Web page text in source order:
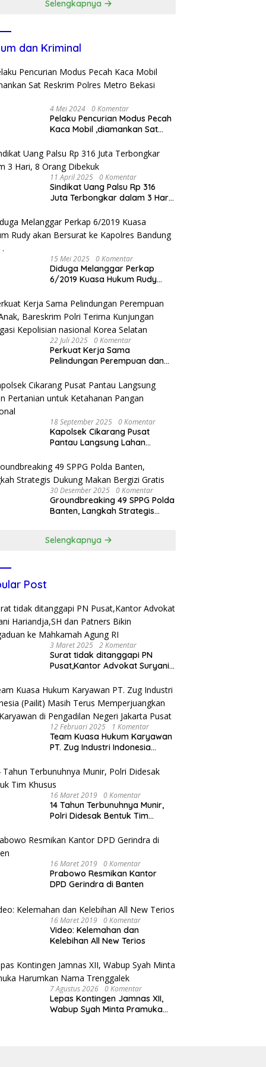
Selengkapnya
dan Kriminal
4 Mei 2024 0 Komentar
Pelaku Pencurian Modus Pecah
Kaca Mobil ,diamankan Sat
Kota
11 April 2025 0 Komentar
Sindikat Uang Palsu Rp 316
Juta Terbongkar dalam 3 Hari,
15 Mei 2025 0 Komentar
Diduga Melanggar Perkap
6/2019 Kuasa Hukum Rudy
Bandung Kota .
22 Juli 2025 0 Komentar
Perkuat Kerja Sama
Pelindungan Perempuan dan
Kunjungan Delegasi Kepolisian
nasional Korea Selatan
18 September 2025 0 Komentar
Kapolsek Cikarang Pusat
Pantau Langsung Lahan
Pangan Nasional
30 Desember 2025 0 Komentar
Groundbreaking 49 SPPG Polda
Banten, Langkah Strategis
Selengkapnya
Post
3 Maret 2025 2 Komentar
Surat tidak ditanggapi PN
Pusat,Kantor Advokat Suryani
Pengaduan ke Mahkamah
Agung RI
12 Februari 2025 1 Komentar
Team Kuasa Hukum Karyawan
PT. Zug Industri Indonesia
Memperjuangkan Hak
Karyawan di Pengadilan Negeri
Jakarta Pusat
16 Maret 2019 0 Komentar
14 Tahun Terbunuhnya Munir,
Polri Didesak Bentuk Tim
16 Maret 2019 0 Komentar
Prabowo Resmikan Kantor
DPD Gerindra di Banten
16 Maret 2019 0 Komentar
Video: Kelemahan dan
Kelebihan All New Terios
7 Agustus 2026 0 Komentar
Lepas Kontingen Jamnas XII,
Wabup Syah Minta Pramuka